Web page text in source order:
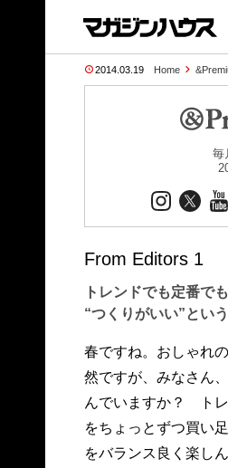
2014.03.19 Home
毎
From Editors 1
トレンドでも定番でも
“つくりがいい”という
春ですね。おしゃれ
然ですが、みなさん
んでいますか？ ト
をちょっとずつ買い
をバランス良く楽し